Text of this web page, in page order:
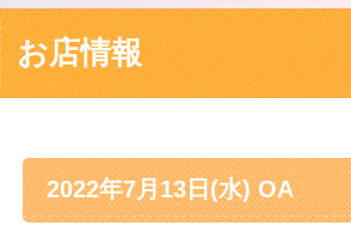
お店情報
2022年7月13日(水) OA